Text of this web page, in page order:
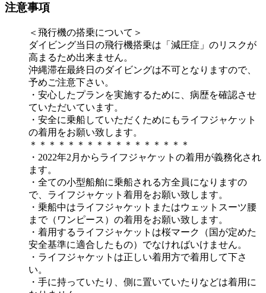
注意事項
＜飛行機の搭乗について＞
ダイビング当日の飛行機搭乗は「減圧症」のリスクが
高まるため出来ません。
沖縄滞在最終日のダイビングは不可となりますので、
予めご注意下さい。
・安心したプランを実施するために、病歴を確認させ
ていただいています。
・安全に乗船していただくためにもライフジャケット
の着用をお願い致します。
＊＊＊＊＊＊＊＊＊＊＊＊＊＊＊＊＊
・2022年2月からライフジャケットの着用が義務化され
ます。
・全ての小型船舶に乗船される方全員になりますの
で、ライフジャケット着用をお願い致します。
・乗船中はライフジャケットまたはウェットスーツ腰
まで（ワンピース）の着用をお願い致します。
・着用するライフジャケットは桜マーク（国が定めた
安全基準に適合したもの）でなければいけません。
・ライフジャケットは正しい着用方で着用して下さ
い。
・手に持っていたり、側に置いていたりなどは着用に